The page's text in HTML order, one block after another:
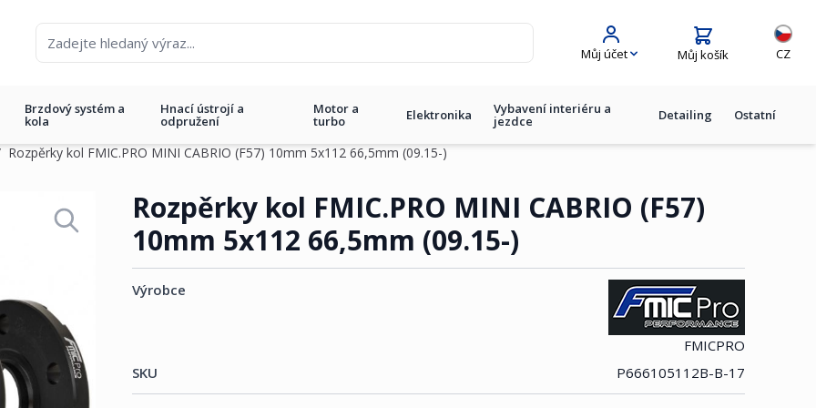
Můj účet Můj košík
Jazyk
CZ
Brzdový systém a
kola
Hnací ústrojí a
odpružení
Motor a
turbo Elektronika Vybavení interiéru a
jezdce Detailing Ostatní
Rozpěrky kol FMIC.PRO MINI CABRIO (F57) 10mm 5x112 66,5mm (09.15-)
(F57) 10mm 5x112 66,5mm (09.15-)
Rozpěrky kol FMIC.PRO MINI CABRIO (F57)
10mm 5x112 66,5mm (09.15-)
Výrobce
FMICPRO
SKU
P666105112B-B-17